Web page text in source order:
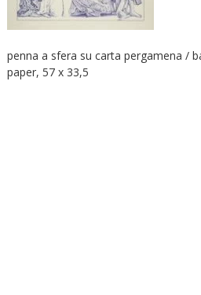
penna a sfera su carta pergamena /
paper, 57 x 33,5